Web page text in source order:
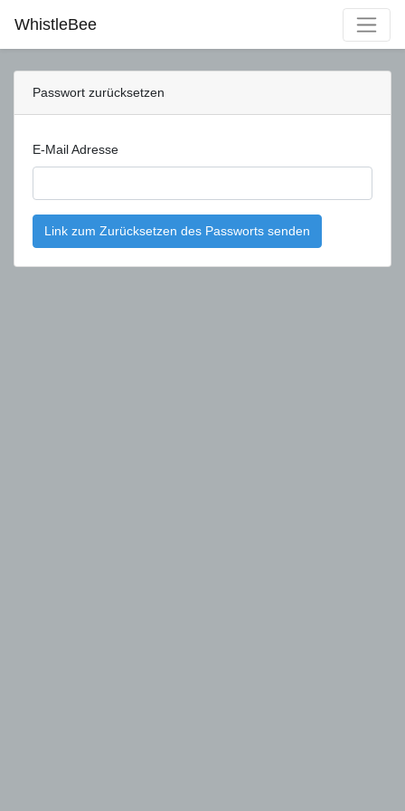
WhistleBee
Passwort zurücksetzen
E-Mail Adresse
Link zum Zurücksetzen des Passworts senden